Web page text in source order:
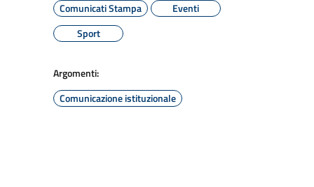
Comunicati Stampa
Eventi
Sport
Argomenti:
Comunicazione istituzionale